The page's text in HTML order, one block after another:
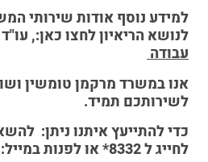
למידע נוסף אודות שירותי
לנושא הריאיון לחצו כאן:,
עבודה
אנו במשרד מרקמן טומשין
לשירותכם תמיד.
כדי להתייעץ איתנוניתן:
לחייג ל8332* או לפנות במייל: